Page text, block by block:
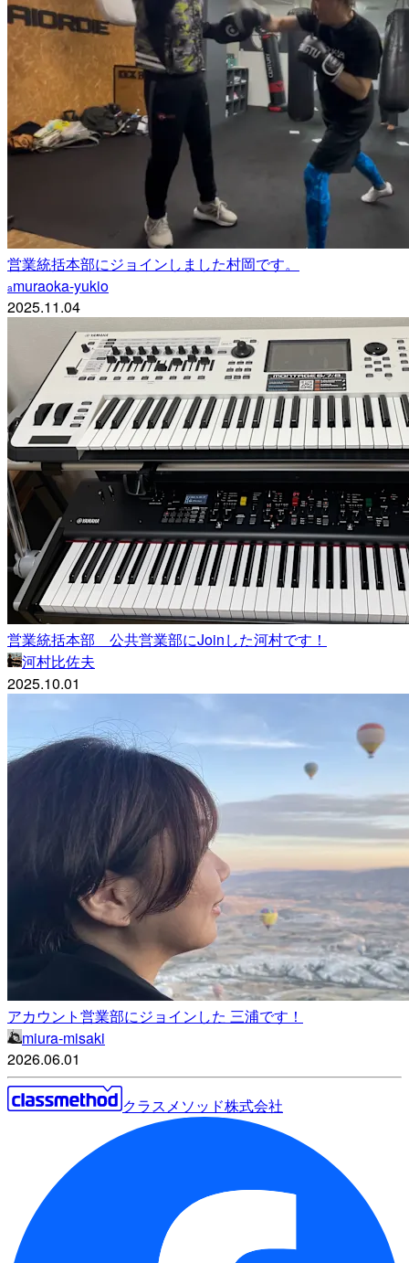
営業統括本部にジョインしました村岡です。
amuraoka-yukio
2025.11.04
営業統括本部 公共営業部にJoinした河村です！
河村比佐夫
2025.10.01
アカウント営業部にジョインした 三浦です！
miura-misaki
2026.06.01
クラスメソッド株式会社